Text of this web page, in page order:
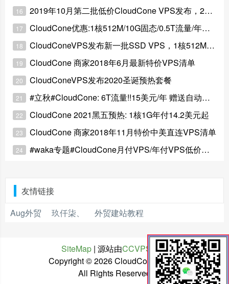
16 2019年10月第二批低价CloudCone VPS发布，2美元/月起
17 CloudCone优惠:1核512M/10G固态/0.5T流量/年付14美元
18 CloudConeVPS发布新一批SSD VPS，1核512M仅2美元
19 CloudCone 商家2018年6月最新特价VPS清单
20 CloudConeVPS发布2020圣诞预热套餐
21 #立秋#CloudCone: 6T流量!!15美元/年 赠送自动备份&快照
22 CloudCone 2021黑五预热: 1核1G年付14.2美元起
23 CloudCone 商家2018年11月特价中美直连VPS清单
24 #waka专题#CloudCone月付VPS/年付VPS低价产品购买合集
友情链接
Aug外贸
玖仟柒、 外贸建站教程
SiteMap | 源站由CCVPS
托管
Copyright ©2026 CloudCone中文网
All Rights Reserved